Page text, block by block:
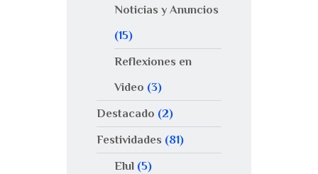
Noticias y Anuncios
(15)
Reflexiones en
Video (3)
Destacado (2)
Festividades (81)
Elul(5)